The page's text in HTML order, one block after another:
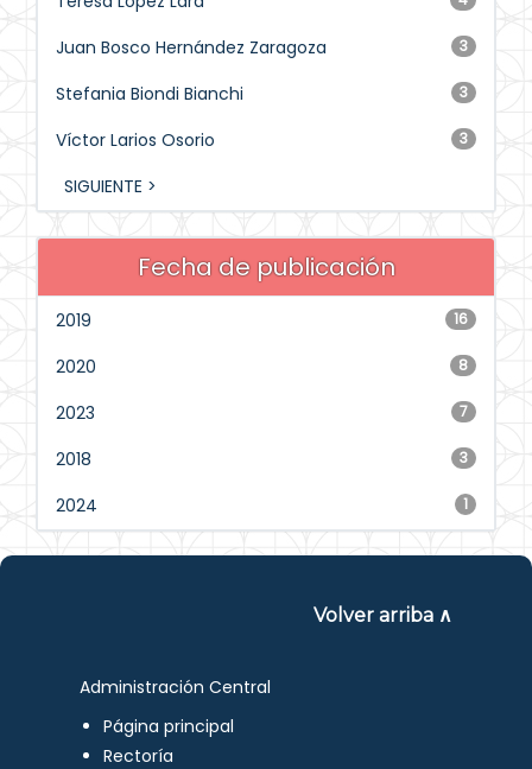
3
Juan Bosco Hernández Zaragoza
3
Stefania Biondi Bianchi
3
Víctor Larios Osorio
SIGUIENTE >
Fecha de publicación
16
2019
8
2020
7
2023
3
2018
1
2024
Volver arriba ∧
Administración Central
Página principal
Rectoría